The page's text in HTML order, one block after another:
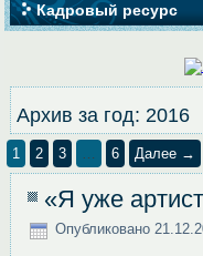
Кадровый ресурс
Архив за год: 2016
1 2 3 6 Далее →
«Я уже
Опубликовано